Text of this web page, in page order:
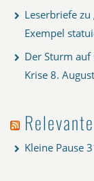
Leserbriefe zu
Exempel
Der Sturm
Krise 8.
Kleine Pause